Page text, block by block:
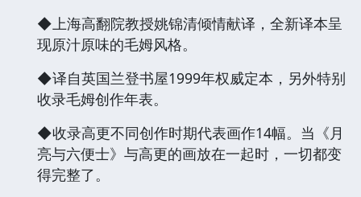
◆上海高翻院教授姚锦清倾情献译，全新译本呈
现原汁原味的毛姆风格。
◆译自英国兰登书屋1999年权威定本，另外特别
收录毛姆创作年表。
◆收录高更不同创作时期代表画作14幅。当《月
亮与六便士》与高更的画放在一起时，一切都变
得完整了。